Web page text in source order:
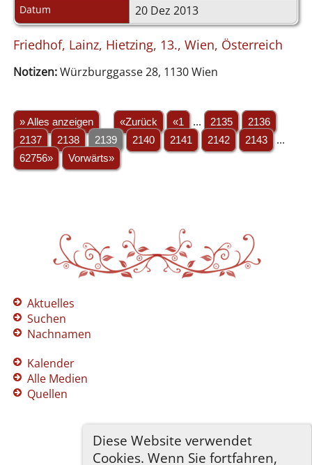
Diese Website verwendet
Cookies. Wenn Sie fortfahren,
Datum 20 Dez 2013
Friedhof, Lainz, Hietzing, 13., Wien, Österreich
Notizen:Würzburggasse 28, 1130 Wien
» Alles anzeigen «Zurück «1 ... 2135
2136
2137
2138 2139 2140 2141 2142 2143
...
62756»
Vorwärts»
Aktuelles
Suchen
Nachnamen
Kalender
Alle Medien
Quellen